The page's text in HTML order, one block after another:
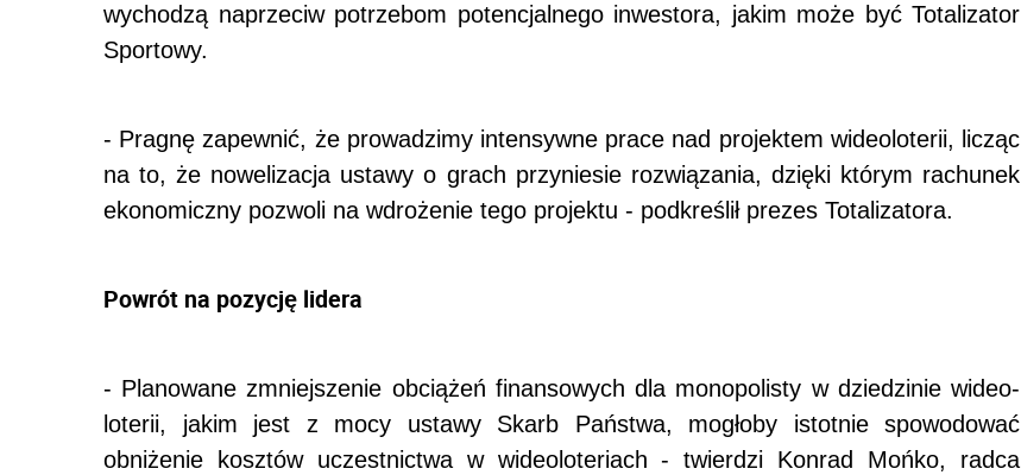
wychodzą naprzeciw potrzebom potencjalnego inwestora, jakim może być Totalizator
Sportowy.
- Pragnę zapewnić, że prowadzimy intensywne prace nad projektem wideoloterii, licząc
na to, że nowelizacja ustawy o grach przyniesie rozwiązania, dzięki którym rachunek
ekonomiczny pozwoli na wdrożenie tego projektu - podkreślił prezes Totalizatora.
Powrót na pozycję lidera
- Planowane zmniejszenie obciążeń finansowych dla monopolisty w dziedzinie wideo-
loterii, jakim jest z mocy ustawy Skarb Państwa, mogłoby istotnie spowodować
obniżenie kosztów uczestnictwa w wideoloteriach - twierdzi Konrad Mońko, radca